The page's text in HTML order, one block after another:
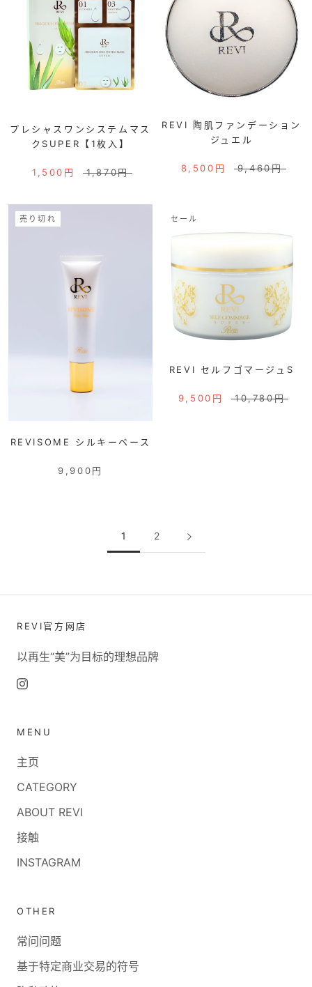
プレシャスワンシステムマス
クSUPER【1枚入】
1,500円 1,870円
REVI 陶肌ファンデーション
ジュエル
8,500円 9,460円
売り切れ
REVISOME シルキーベース
9,900円
セール
REVI セルフゴマージュS
9,500円 10,780円
1 2
REVI官方网店
以再生“美”为目标的理想品牌
MENU
主页
CATEGORY
ABOUT REVI
接触
INSTAGRAM
OTHER
常问问题
基于特定商业交易的符号